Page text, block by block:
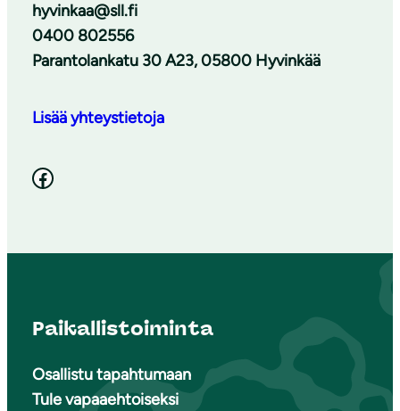
hyvinkaa@sll.fi
0400 802556
Parantolankatu 30 A23, 05800 Hyvinkää
Lisää yhteystietoja
Facebook
Paikallistoiminta
Osallistu tapahtumaan
Tule vapaaehtoiseksi